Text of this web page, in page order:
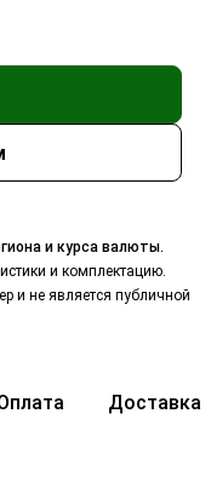
и курса валюты.
и комплектацию.
и не является публичной
Доставка